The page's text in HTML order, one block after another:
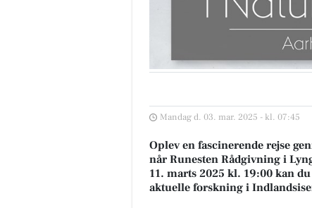
Mandag d. 03. mar. 2025 - kl. 07:45
Oplev en fascinerende rejse
når Runesten Rådgivning i
11. marts 2025 kl. 19:00 kan
aktuelle forskning i